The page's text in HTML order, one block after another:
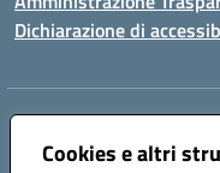
Cookies e altri
Dichiarazione di
Centralino:
Posta elettronica certificata